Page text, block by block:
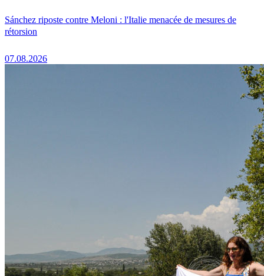
Sánchez riposte contre Meloni : l'Italie menacée de mesures de
rétorsion
07.08.2026